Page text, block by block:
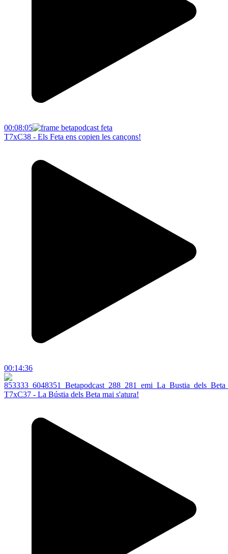
00:08:05
T7xC38 - Els Feta ens copien les cançons!
00:14:36
T7xC37 - La Bústia dels Beta mai s'atura!